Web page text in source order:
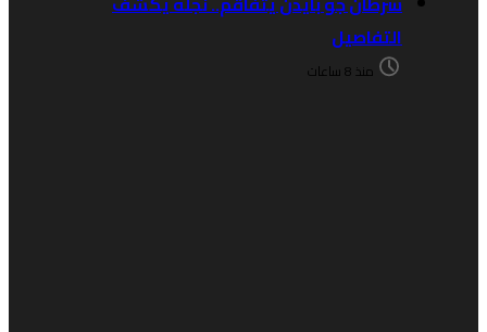
التفاصيل